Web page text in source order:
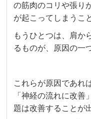
の筋肉のコリや張り
が起こってしまうこ
もうひとつは、肩か
るものが、原因の一
これらが原因であれ
「神経の流れに改善
題は改善することが